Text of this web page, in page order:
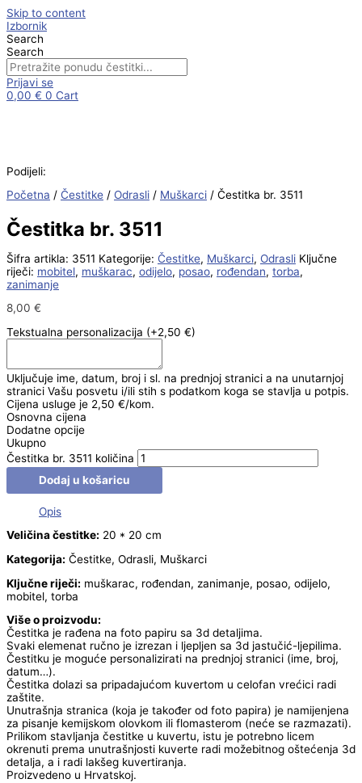
Skip to content
Izbornik
Search
Search
Prijavi se
0,00 € 0 Cart
Podijeli:
Početna / Čestitke / Odrasli / Muškarci / Čestitka br. 3511
Čestitka br. 3511
Šifra artikla: 3511 Kategorije: Čestitke, Muškarci, Odrasli Ključne
riječi: mobitel, muškarac, odijelo, posao, rođendan, torba,
zanimanje
8,00 €
Tekstualna personalizacija (+2,50 €)
Uključuje ime, datum, broj i sl. na prednjoj stranici a na unutarnjoj
stranici Vašu posvetu i/ili stih s podatkom koga se stavlja u potpis.
Cijena usluge je 2,50 €/kom.
Osnovna cijena
Dodatne opcije
Ukupno
Čestitka br. 3511 količina
Dodaj u košaricu
Opis
Veličina čestitke: 20 * 20 cm
Kategorija: Čestitke, Odrasli, Muškarci
Ključne riječi: muškarac, rođendan, zanimanje, posao, odijelo,
mobitel, torba
Više o proizvodu:
Čestitka je rađena na foto papiru sa 3d detaljima.
Svaki elemenat ručno je izrezan i ljepljen sa 3d jastučić-ljepilima.
Čestitku je moguće personalizirati na prednjoj stranici (ime, broj,
datum…).
Čestitka dolazi sa pripadajućom kuvertom u celofan vrećici radi
zaštite.
Unutrašnja stranica (koja je također od foto papira) je namijenjena
za pisanje kemijskom olovkom ili flomasterom (neće se razmazati).
Prilikom stavljanja čestitke u kuvertu, istu je potrebno licem
okrenuti prema unutrašnjosti kuverte radi možebitnog oštećenja 3d
detalja, a i radi lakšeg kuvertiranja.
Proizvedeno u Hrvatskoj.